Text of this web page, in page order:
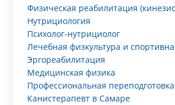
Физическая реабилитация
Нутрициология
Психолог-нутрициолог
Лечебная физкультура и
Эргореабилитация
Медицинская физика
Профессиональная
Канистерапевт в Самаре